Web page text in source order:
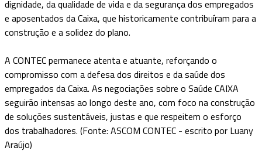
dignidade, da qualidade de vida e da segurança dos empregados
e aposentados da Caixa, que historicamente contribuíram para a
construção e a solidez do plano.
A CONTEC permanece atenta e atuante, reforçando o
compromisso com a defesa dos direitos e da saúde dos
empregados da Caixa. As negociações sobre o Saúde CAIXA
seguirão intensas ao longo deste ano, com foco na construção
de soluções sustentáveis, justas e que respeitem o esforço
dos trabalhadores. (Fonte: ASCOM CONTEC - escrito por Luany
Araújo)